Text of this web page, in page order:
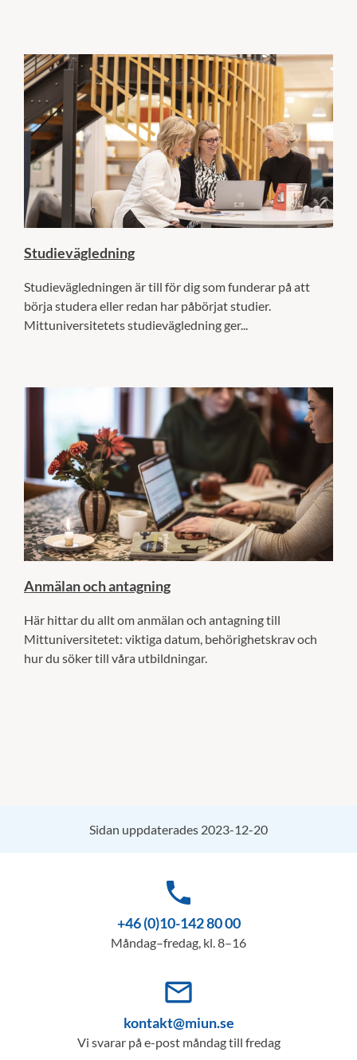
Studievägledning
Studievägledningen är till för dig som funderar på att
börja studera eller redan har påbörjat studier.
Mittuniversitetets studievägledning ger...
Anmälan och antagning
Här hittar du allt om anmälan och antagning till
Mittuniversitetet: viktiga datum, behörighetskrav och
hur du söker till våra utbildningar.
Sidan uppdaterades 2023-12-20
phone
+46 (0)10-142 80 00
Måndag–fredag, kl. 8–16
mail_outline
kontakt@miun.se
Vi svarar på e-post måndag till fredag